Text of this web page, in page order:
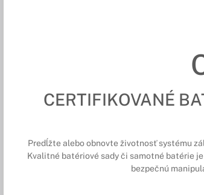
CERTIFIKOVANÉ
Predĺžte alebo obnovte životnosť systému
Kvalitné batériové sady či samotné batérie
bezpečnú